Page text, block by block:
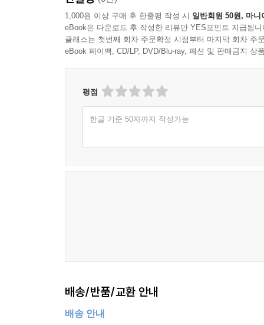
1,000원 이상 구매 후 한줄평 작성 시 일반회원 50원, 마니
eBook은 다운로드 후 작성한 리뷰만 YES포인트 지급됩니
클래스는 첫번째 회차 주문확정 시점부터 마지막 회차 주
eBook 페이백, CD/LP, DVD/Blu-ray, 패션 및 판매금지 상
평점
한글 기준 50자까지 작성가능
배송/반품/교환 안내
배송 안내